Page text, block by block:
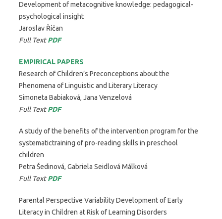
Development of metacognitive knowledge: pedagogical-
psychological insight
Jaroslav Říčan
Full TextPDF
EMPIRICAL PAPERS
Research of Children’s Preconceptions about the
Phenomena of Linguistic and Literary Literacy
Simoneta Babiaková, Jana Venzelová
Full TextPDF
A study of the benefits of the intervention program for the
systematictraining of pro-reading skills in preschool
children
Petra Šedinová, Gabriela Seidlová Málková
Full TextPDF
Parental Perspective Variability Development of Early
Literacy in Children at Risk of Learning Disorders